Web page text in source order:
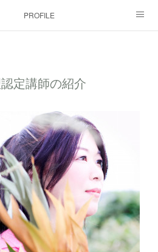
PROFILE
定講師の紹介